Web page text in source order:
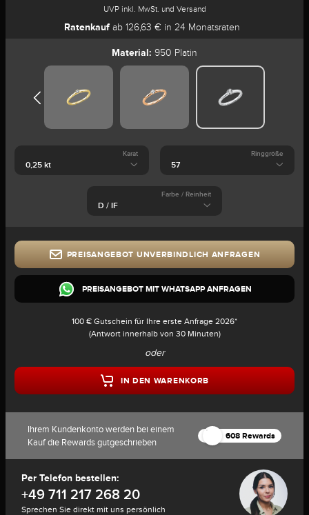
UVP inkl. MwSt. und Versand
Ratenkaufab 126,63 € in 24 Monatsraten
Material: 950 Platin
Karat Ringgröße
Farbe / Reinheit
PREISANGEBOT UNVERBINDLICH ANFRAGEN
PREISANGEBOT MIT WHATSAPP ANFRAGEN
100 € Gutschein für Ihre erste Anfrage 2026*
(Antwort innerhalb von 30 Minuten)
oder
IN DEN WARENKORB
Ihrem Kundenkonto werden bei einem
Kauf die Rewards gutgeschrieben
608 Rewards
Per Telefon bestellen:
+49 711 217 268 20
Sprechen Sie direkt mit uns persönlich